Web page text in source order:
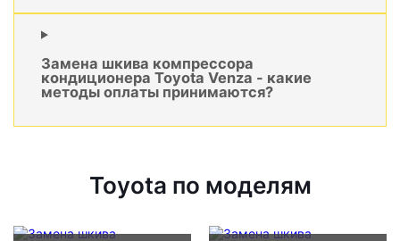
Замена шкива компрессора
кондиционера Toyota Venza - какие
методы оплаты принимаются?
Toyota по моделям